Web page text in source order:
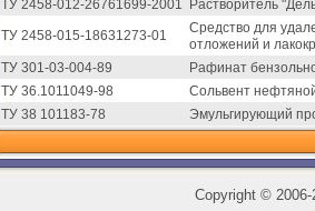
ТУ 2458-012-26761699-2001
Растворитель
ТУ 2458-015-18631273-01
Средство для
отложений и
ТУ 301-03-004-89
Рафинат
ТУ 36.1011049-98
Сольвент
ТУ 38 101183-78
Эмульгирующий
Copyright ©